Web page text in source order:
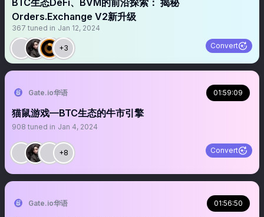
BTC生态DeFi、BVM的前沿探索： 揭秘
Orders.Exchange V2新升级
367 tuned in Jan 12, 2024
+3 Convert
Gate.io华语 01:59:09
猫鼠游戏—BTC生态的牛市引擎
908 tuned in Jan 4, 2024
+8 Convert
Gate.io华语 01:56:50